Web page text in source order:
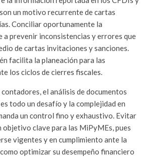
un motivo recurrente de cartas
Conciliar oportunamente la
a prevenir inconsistencias y errores que
de cartas invitaciones y sanciones.
facilita la planeación para las
los ciclos de cierres fiscales.
contadores, el análisis de documentos
todo un desafío y la complejidad en
un control fino y exhaustivo. Evitar
objetivo clave para las MiPyMEs, pues
vigentes y en cumplimiento ante la
optimizar su desempeño financiero